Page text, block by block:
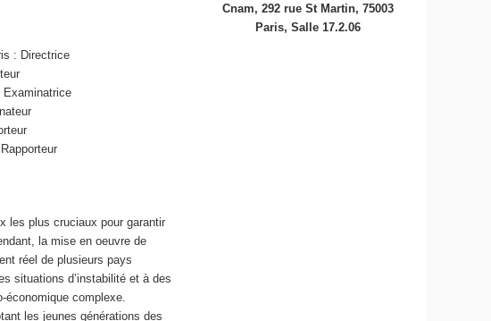
: Directrice
les plus cruciaux pour garantir
la mise en oeuvre de
réel de plusieurs pays
situations d’instabilité et à des
complexe.
les jeunes générations des
Cnam, 292 rue St Martin, 75003
Paris, Salle 17.2.06